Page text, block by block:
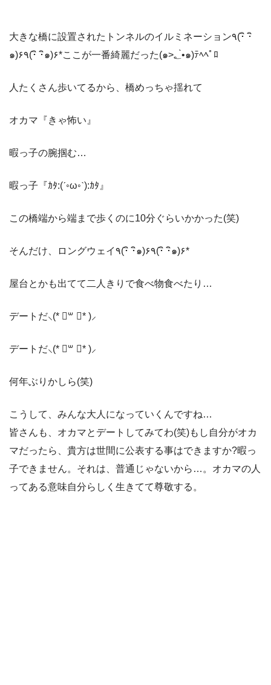
大きな橋に設置されたトンネルのイルミネーション٩(･ิ ･ิ
๑)۶٩(･ิ ･ิ๑)۶*ここが一番綺麗だった(๑>؂•̀๑)ﾃﾍﾍﾟﾛ
人たくさん歩いてるから、橋めっちゃ揺れて
オカマ『きゃ怖い』
暇っ子の腕掴む…
暇っ子『ｶﾀ:(ˊ◦ω◦ˋ):ｶﾀ』
この橋端から端まで歩くのに10分ぐらいかかった(笑)
そんだけ、ロングウェイ٩(･ิ ･ิ๑)۶٩(･ิ ･ิ๑)۶*
屋台とかも出てて二人きりで食べ物食べたり…
デートだ⸜(* ॑꒳ ॑* )⸝
デートだ⸜(* ॑꒳ ॑* )⸝
何年ぶりかしら(笑)
こうして、みんな大人になっていくんですね…
皆さんも、オカマとデートしてみてわ(笑)もし自分がオカ
マだったら、貴方は世間に公表する事はできますか?暇っ
子できません。それは、普通じゃないから…。オカマの人
ってある意味自分らしく生きてて尊敬する。